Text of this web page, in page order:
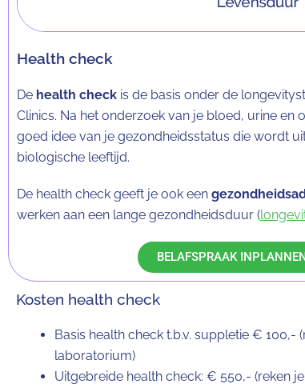
Health check
De health check is de basis onder de
Clinics. Na het onderzoek van je bloed, urine en
goed idee van je gezondheidsstatus die wordt
biologische leeftijd.
De health check geeft je ook een
werken aan een lange gezondheidsduur (
BELAFSPRAAK
Kosten health check
Basis health check t.b.v. suppletie € 100,-
laboratorium)
Uitgebreide health check: € 550,- (reken